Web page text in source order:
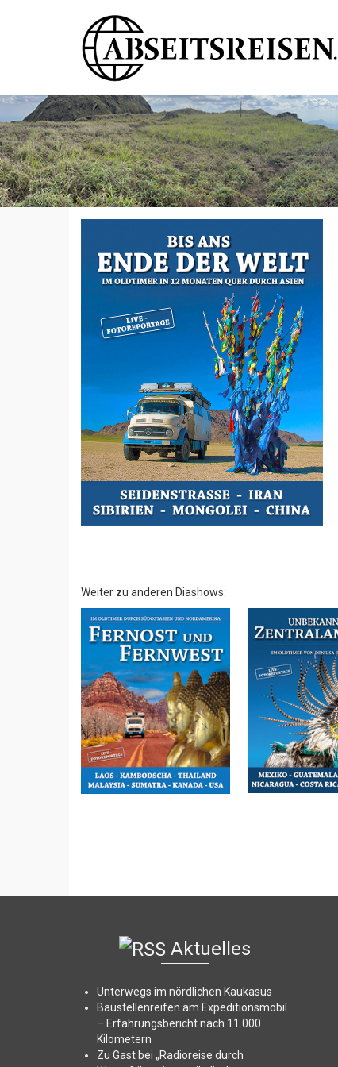
Weiter zu anderen Diashows:
Aktuelles
Unterwegs im nördlichen Kaukasus
Baustellenreifen am Expeditionsmobil
– Erfahrungsbericht nach 11.000
Kilometern
Zu Gast bei „Radioreise durch